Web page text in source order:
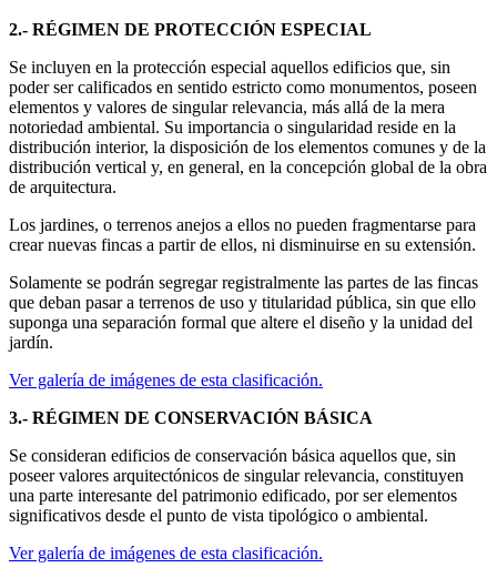
2.- RÉGIMEN DE PROTECCIÓN ESPECIAL
Se incluyen en la protección especial aquellos edificios que, sin
poder ser calificados en sentido estricto como monumentos, poseen
elementos y valores de singular relevancia, más allá de la mera
notoriedad ambiental. Su importancia o singularidad reside en la
distribución interior, la disposición de los elementos comunes y de la
distribución vertical y, en general, en la concepción global de la obra
de arquitectura.
Los jardines, o terrenos anejos a ellos no pueden fragmentarse para
crear nuevas fincas a partir de ellos, ni disminuirse en su extensión.
Solamente se podrán segregar registralmente las partes de las fincas
que deban pasar a terrenos de uso y titularidad pública, sin que ello
suponga una separación formal que altere el diseño y la unidad del
jardín.
Ver galería de imágenes de esta clasificación.
3.- RÉGIMEN DE CONSERVACIÓN BÁSICA
Se consideran edificios de conservación básica aquellos que, sin
poseer valores arquitectónicos de singular relevancia, constituyen
una parte interesante del patrimonio edificado, por ser elementos
significativos desde el punto de vista tipológico o ambiental.
Ver galería de imágenes de esta clasificación.